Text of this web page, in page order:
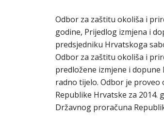
Odbor za zaštitu okoliša i
godine, Prijedlog izmjena i
predsjedniku Hrvatskoga
Odbor za zaštitu okoliša i
predložene izmjene i
radno tijelo. Odbor je
Republike Hrvatske za
Državnog proračuna